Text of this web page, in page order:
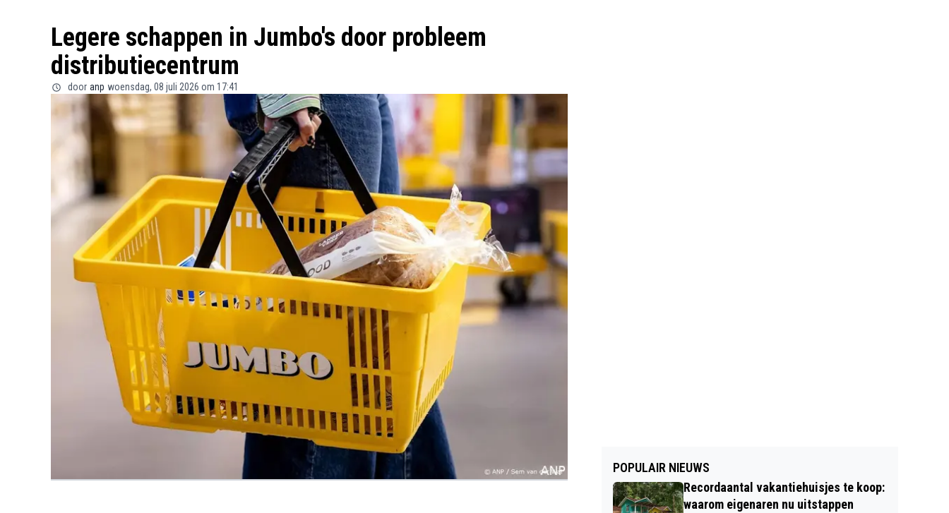
Legere schappen in Jumbo's door probleem
distributiecentrum
door anp woensdag, 08 juli 2026 om 17:41
POPULAIR NIEUWS
Recordaantal vakantiehuisjes te koop:
waarom eigenaren nu uitstappen